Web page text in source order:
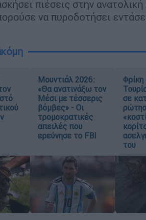
πιέσεις στην
να πυροδοτήσει
Μουντιάλ 2026:
«Θα ανατινάξω τον
Μέσι με τέσσερις
βόμβες» - Οι
τρομοκρατικές
απειλές που
ερεύνησε το FBI
σε
του